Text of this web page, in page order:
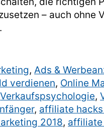
– auch ohne
,Ads &
verdienen, Online
Verkaufspsychologie,
, affiliate
2018, affiliate